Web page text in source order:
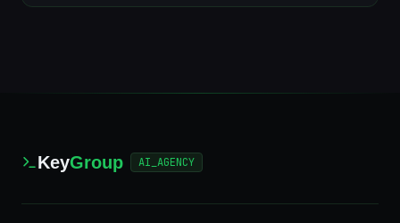
KeyGroup AI_AGENCY